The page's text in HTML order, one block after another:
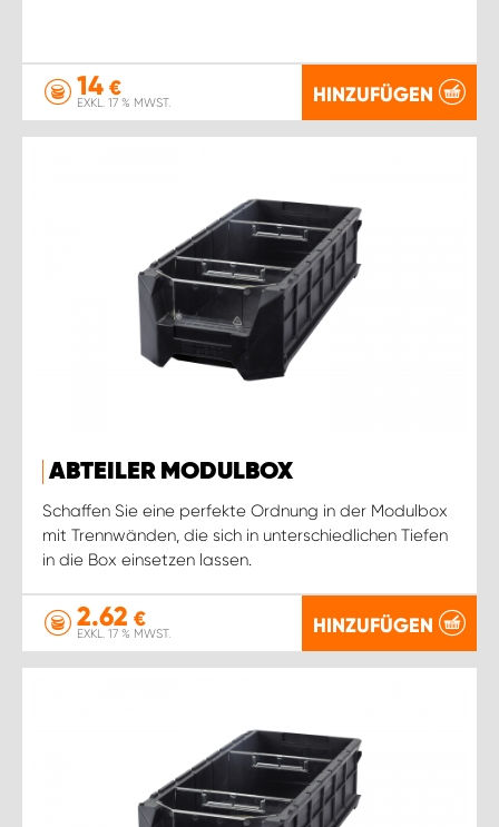
14 €
EXKL. 17 % MWST. HINZUFÜGEN
ABTEILER MODULBOX
Schaffen Sie eine perfekte Ordnung in der Modulbox
mit Trennwänden, die sich in unterschiedlichen Tiefen
in die Box einsetzen lassen.
2.62 €
EXKL. 17 % MWST. HINZUFÜGEN